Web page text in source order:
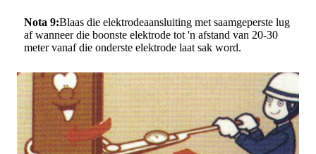
Nota 9:Blaas die elektrodeaansluiting met saamgeperste lug
af wanneer die boonste elektrode tot 'n afstand van 20-30
meter vanaf die onderste elektrode laat sak word.